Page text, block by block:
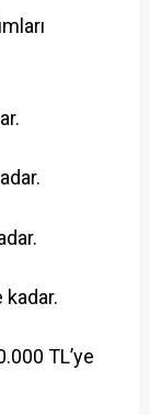
kadar.
TL’ye